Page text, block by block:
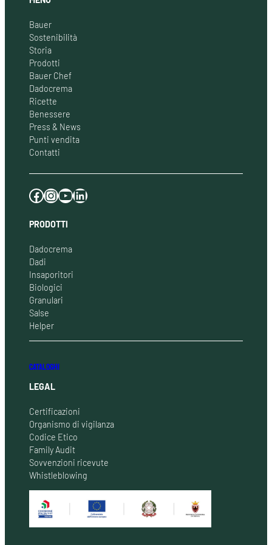
Bauer
Sostenibilità
Storia
Prodotti
Bauer Chef
Dadocrema
Ricette
Benessere
Press & News
Punti vendita
Contatti
Facebook Instagram YouTube LinkedIn
PRODOTTI
Dadocrema
Dadi
Insaporitori
Biologici
Granulari
Salse
Helper
CATALOGHI
LEGAL
Certificazioni
Organismo di vigilanza
Codice Etico
Family Audit
Sovvenzioni ricevute
Whistleblowing